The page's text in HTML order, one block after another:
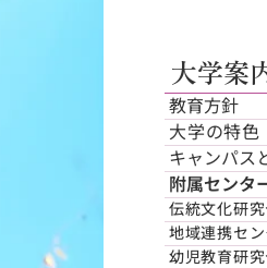
大学案
教育方針
大学の特色
キャンパス
附属センタ
伝統文化研
地域連携セ
幼児教育研